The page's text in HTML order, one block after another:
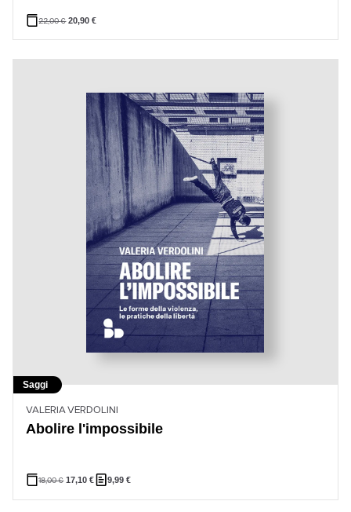
22,00€ 20,90€
Saggi
VALERIA VERDOLINI
Abolire l'impossibile
18,00€ 17,10€ 9,99 €